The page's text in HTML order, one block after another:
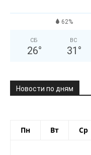
62%
СБ
26°
ВС
31 °
Новости по дням
Пн Вт Ср